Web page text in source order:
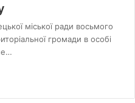
міської ради восьмого
громади в особі